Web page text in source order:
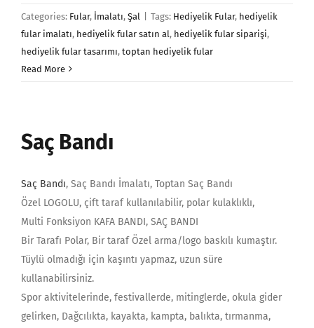
Categories: Fular, İmalatı, Şal Tags: Hediyelik Fular, hediyelik
fular imalatı, hediyelik fular satın al, hediyelik fular siparişi,
hediyelik fular tasarımı, toptan hediyelik fular
Read More
Saç Bandı
Saç Bandı, Saç Bandı İmalatı, Toptan Saç Bandı
Özel LOGOLU, çift taraf kullanılabilir, polar kulaklıklı,
Multi Fonksiyon KAFA BANDI, SAÇ BANDI
Bir Tarafı Polar, Bir taraf Özel arma/logo baskılı kumaştır.
Tüylü olmadığı için kaşıntı yapmaz, uzun süre
kullanabilirsiniz.
Spor aktivitelerinde, festivallerde, mitinglerde, okula gider
gelirken, Dağcılıkta, kayakta, kampta, balıkta, tırmanma,